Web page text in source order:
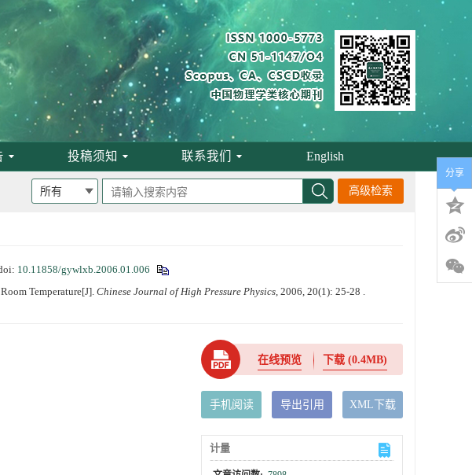
投稿须知 联系我们 English
高级检索
10.11858/gywlxb.2006.01.006
Temperature[J]. Chinese Journal of High Pressure Physics, 2006, 20(1): 25-28 .
在线预览 下载(0.4MB)
手机阅读 导出引用 XML下载
计量
分享